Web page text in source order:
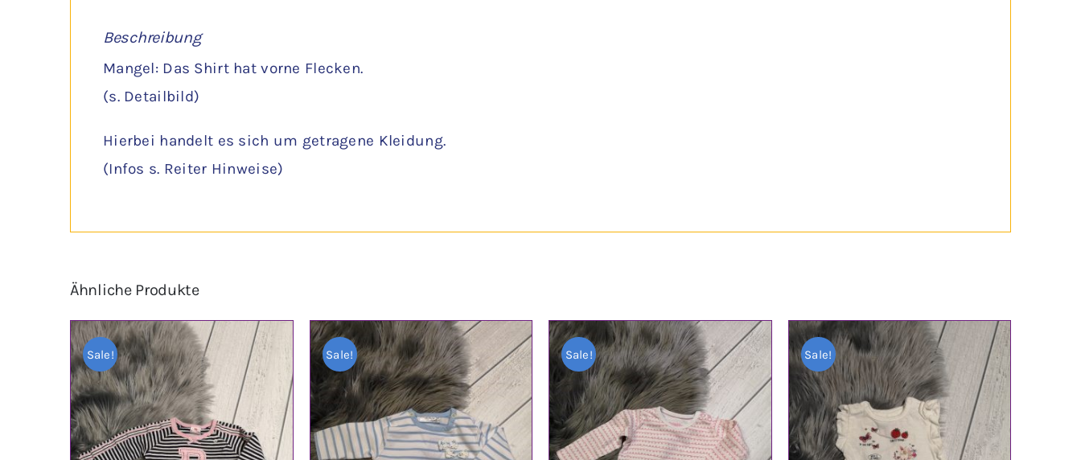
Beschreibung
Mangel: Das Shirt hat vorne Flecken.
(s. Detailbild)
Hierbei handelt es sich um getragene Kleidung.
(Infos s. Reiter Hinweise)
Ähnliche Produkte
Sale! Sale! Sale! Sale!